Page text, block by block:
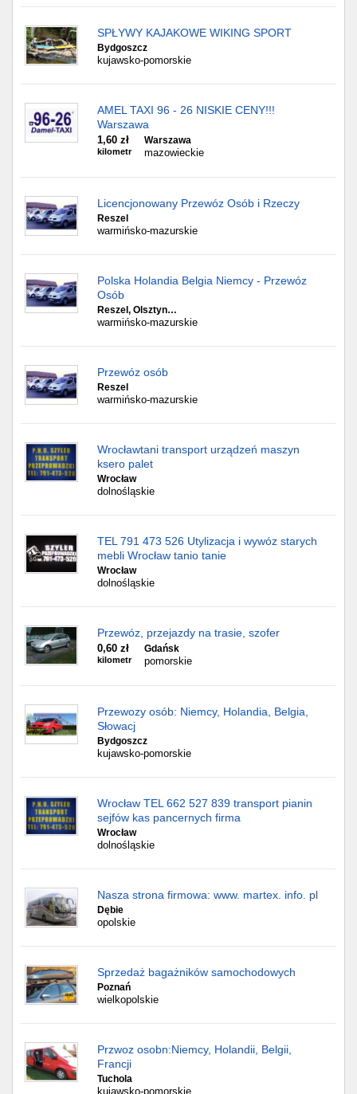
SPŁYWY KAJAKOWE WIKING SPORT
Bydgoszcz
kujawsko-pomorskie
AMEL TAXI 96 - 26 NISKIE CENY!!!
Warszawa
1,60 zł
kilometr
Warszawa
mazowieckie
Licencjonowany Przewóz Osób i Rzeczy
Reszel
warmińsko-mazurskie
Polska Holandia Belgia Niemcy - Przewóz
Osób
Reszel, Olsztyn…
warmińsko-mazurskie
Przewóz osób
Reszel
warmińsko-mazurskie
Wrocławtani transport urządzeń maszyn
ksero palet
Wrocław
dolnośląskie
TEL 791 473 526 Utylizacja i wywóz starych
mebli Wrocław tanio tanie
Wrocław
dolnośląskie
Przewóz, przejazdy na trasie, szofer
0,60 zł
kilometr
Gdańsk
pomorskie
Przewozy osób: Niemcy, Holandia, Belgia,
Słowacj
Bydgoszcz
kujawsko-pomorskie
Wrocław TEL 662 527 839 transport pianin
sejfów kas pancernych firma
Wrocław
dolnośląskie
Nasza strona firmowa: www. martex. info. pl
Dębie
opolskie
Sprzedaż bagażników samochodowych
Poznań
wielkopolskie
Przwoz osobn:Niemcy, Holandii, Belgii,
Francji
Tuchola
kujawsko-pomorskie